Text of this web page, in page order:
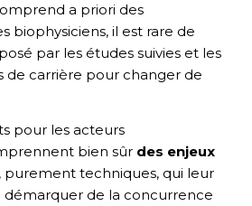
a priori des
biophysiciens, il est rare de
par les études suivies et les
de carrière pour changer de
pour les acteurs
bien sûr des enjeux
purement techniques, qui leur
de la concurrence